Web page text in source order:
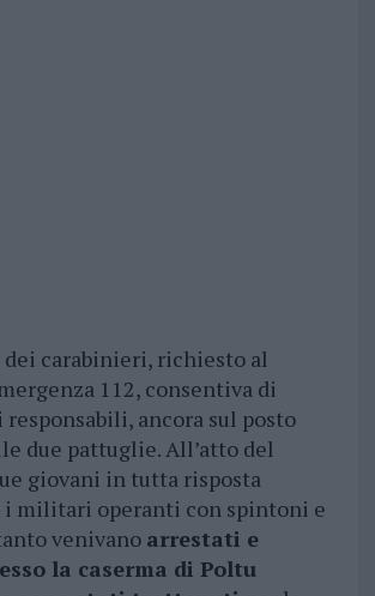
dei carabinieri, richiesto al
112, consentiva di
ancora sul posto
due pattuglie. All’atto del
giovani in tutta risposta
i militari operanti con spintoni e
venivano arrestati e
la caserma di Poltu